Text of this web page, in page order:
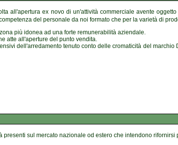
all'apertura ex novo di un'attività commerciale avente
del personale da noi formato che per la varietà di
più idonea ad una forte remunerabilità aziendale.
atte all'aperture del punto vendita.
dell'arredamento tenuto conto delle cromaticità del
presenti sul mercato nazionale od estero che intendono